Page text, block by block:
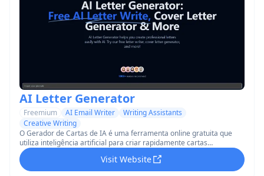
AI Letter Generator
Freemium AI Email Writer
Writing Assistants
Creative Writing
O Gerador de Cartas de IA é uma ferramenta online gratuita que
utiliza inteligência artificial para criar rapidamente cartas
profissionais e personalizadas para fins comerciais, pessoais e
acadêmicos.
Visit Website